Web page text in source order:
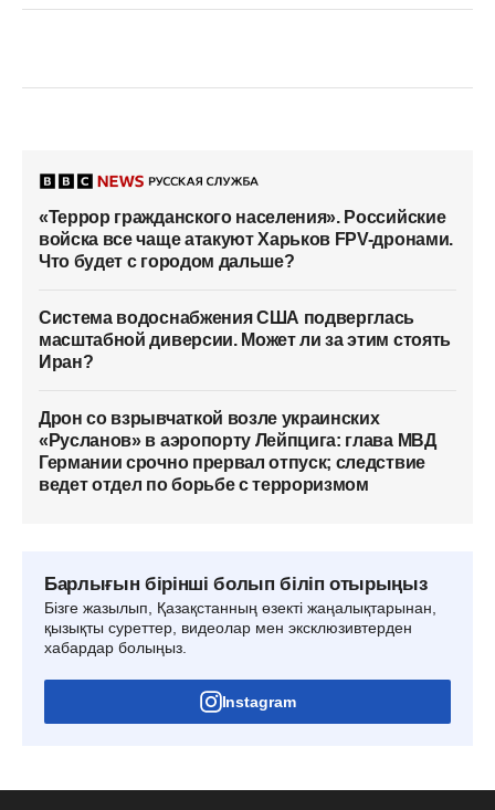
«Террор гражданского населения». Российские
войска все чаще атакуют Харьков FPV-дронами.
Что будет с городом дальше?
Система водоснабжения США подверглась
масштабной диверсии. Может ли за этим стоять
Иран?
Дрон со взрывчаткой возле украинских
«Русланов» в аэропорту Лейпцига: глава МВД
Германии срочно прервал отпуск; следствие
ведет отдел по борьбе с терроризмом
Барлығын бірінші болып біліп отырыңыз
Бізге жазылып, Қазақстанның өзекті жаңалықтарынан,
қызықты суреттер, видеолар мен эксклюзивтерден
хабардар болыңыз.
Instagram